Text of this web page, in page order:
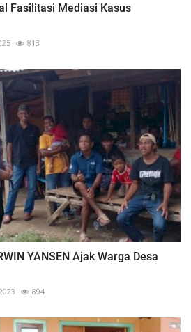
Fasilitasi Mediasi Kasus
813
YANSEN Ajak Warga Desa
894